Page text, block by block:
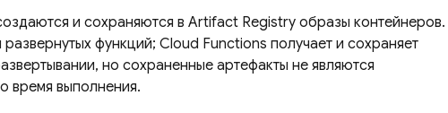
и сохраняются в Artifact Registry образы контейнеров.
функций; Cloud Functions получает и сохраняет
но сохраненные артефакты не являются
время выполнения.